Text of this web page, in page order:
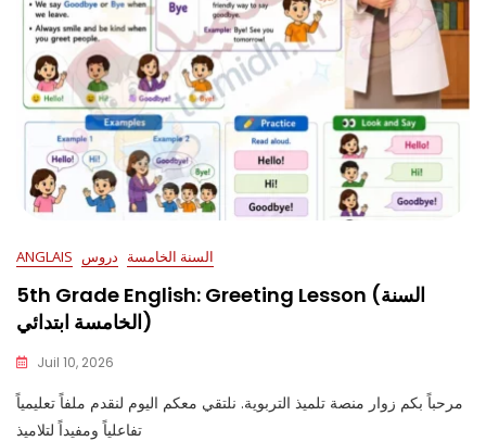
ANGLAIS السنة الخامسة دروس
5th Grade English: Greeting Lesson (السنة
الخامسة ابتدائي)
Juil 10, 2026
مرحباً بكم زوار منصة تلميذ التربوية. نلتقي معكم اليوم لنقدم ملفاً تعليمياً
تفاعلياً ومفيداً لتلاميذ